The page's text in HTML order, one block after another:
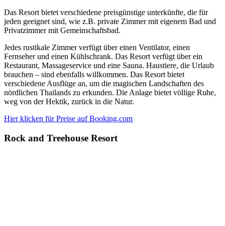
Das Resort bietet verschiedene preisgünstige unterkünfte, die für
jeden geeignet sind, wie z.B. private Zimmer mit eigenem Bad und
Privatzimmer mit Gemeinschaftsbad.
Jedes rustikale Zimmer verfügt über einen Ventilator, einen
Fernseher und einen Kühlschrank. Das Resort verfügt über ein
Restaurant, Massageservice und eine Sauna. Haustiere, die Urlaub
brauchen – sind ebenfalls willkommen. Das Resort bietet
verschiedene Ausflüge an, um die magischen Landschaften des
nördlichen Thailands zu erkunden. Die Anlage bietet völlige Ruhe,
weg von der Hektik, zurück in die Natur.
Hier klicken für Preise auf Booking.com
Rock and Treehouse Resort